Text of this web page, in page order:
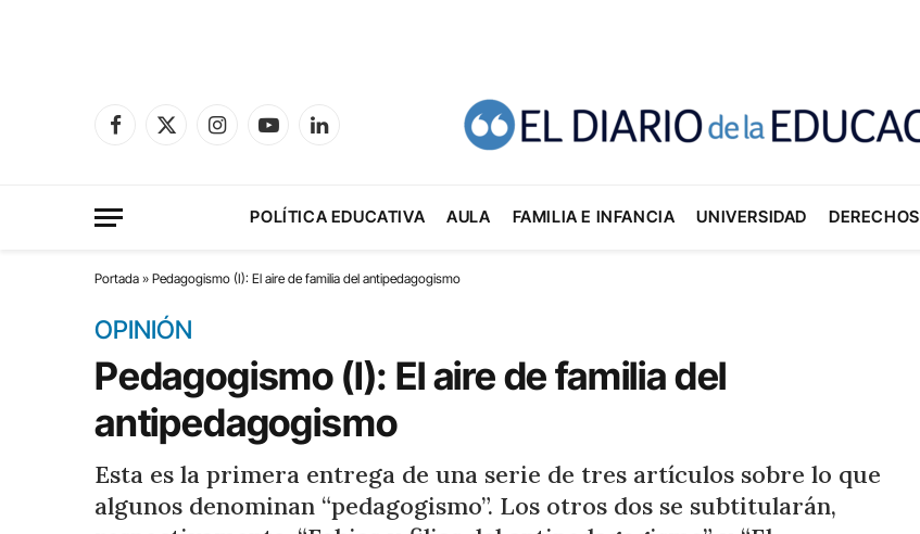
Facebook
X
InstagramYouTubeLinkedIn
POLÍTICA EDUCATIVA AULA FAMILIA E INFANCIA UNIVERSIDAD DERECHOS
Portada » Pedagogismo (I): El aire de familia del antipedagogismo
OPINIÓN
Pedagogismo (I): El aire de familia del
antipedagogismo
Esta es la primera entrega de una serie de tres artículos sobre lo que
algunos denominan “pedagogismo”. Los otros dos se subtitularán,